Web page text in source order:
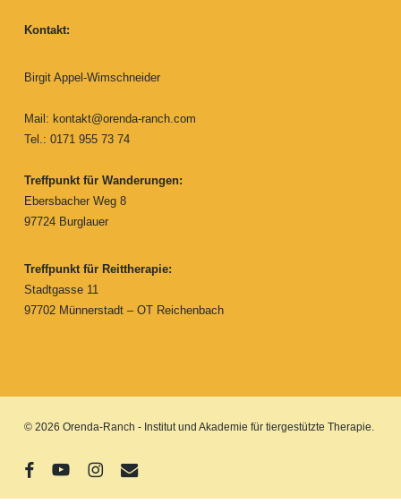
Kontakt:
Birgit Appel-Wimschneider
Mail: kontakt@orenda-ranch.com
Tel.: 0171 955 73 74
Treffpunkt für Wanderungen:
Ebersbacher Weg 8
97724 Burglauer
Treffpunkt für Reittherapie:
Stadtgasse 11
97702 Münnerstadt – OT Reichenbach
© 2026 Orenda-Ranch - Institut und Akademie für tiergestützte Therapie.
facebookyoutubeinstagram
email